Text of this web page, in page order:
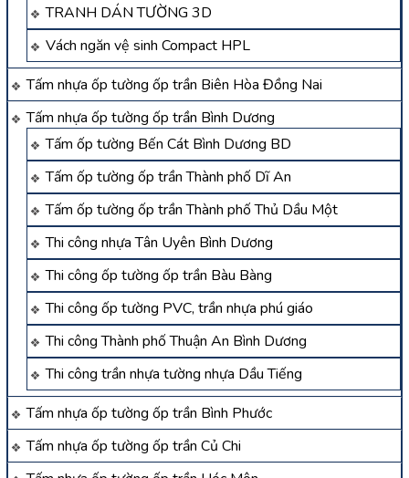
TRANH DÁN TƯỜNG 3D
Vách ngăn vệ sinh Compact HPL
Tấm nhựa ốp tường ốp trần Biên Hòa Đồng Nai
Tấm nhựa ốp tường ốp trần Bình Dương
Tấm ốp tường Bến Cát Bình Dương BD
Tấm ốp tường ốp trần Thành phố Dĩ An
Tấm ốp tường ốp trần Thành phố Thủ Dầu Một
Thi công nhựa Tân Uyên Bình Dương
Thi công ốp tường ốp trần Bàu Bàng
Thi công ốp tường PVC, trần nhựa phú giáo
Thi công Thành phố Thuận An Bình Dương
Thi công trần nhựa tường nhựa Dầu Tiếng
Tấm nhựa ốp tường ốp trần Bình Phước
Tấm nhựa ốp tường ốp trần Củ Chi